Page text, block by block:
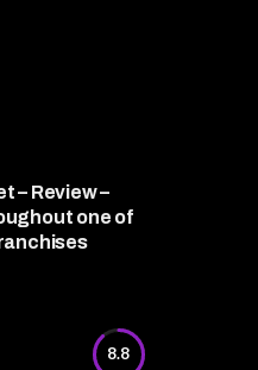
– Review –
one of
8.8